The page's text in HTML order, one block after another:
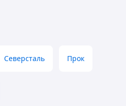
Северсталь Прок